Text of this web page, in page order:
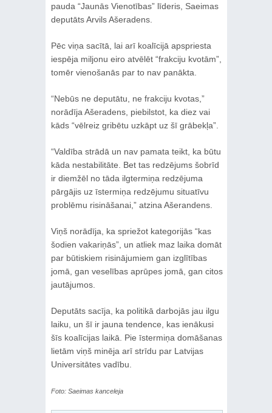
pauda “Jaunās Vienotības” līderis, Saeimas
deputāts Arvils Ašeradens.
Pēc viņa sacītā, lai arī koalīcijā apspriesta
iespēja miljonu eiro atvēlēt “frakciju kvotām”,
tomēr vienošanās par to nav panākta.
“Nebūs ne deputātu, ne frakciju kvotas,”
norādīja Ašeradens, piebilstot, ka diez vai
kāds “vēlreiz gribētu uzkāpt uz šī grābekļa”.
“Valdība strādā un nav pamata teikt, ka būtu
kāda nestabilitāte. Bet tas redzējums šobrīd
ir diemžēl no tāda ilgtermiņa redzējuma
pārgājis uz īstermiņa redzējumu situatīvu
problēmu risināšanai,” atzina Ašerandens.
Viņš norādīja, ka spriežot kategorijās “kas
šodien vakariņās”, un atliek maz laika domāt
par būtiskiem risinājumiem gan izglītības
jomā, gan veselības aprūpes jomā, gan citos
jautājumos.
Deputāts sacīja, ka politikā darbojās jau ilgu
laiku, un šī ir jauna tendence, kas ienākusi
šīs koalīcijas laikā. Pie īstermiņa domāšanas
lietām viņš minēja arī strīdu par Latvijas
Universitātes vadību.
Foto: Saeimas kanceleja